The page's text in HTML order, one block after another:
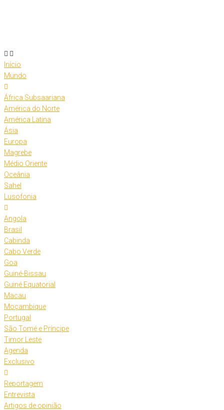
Início
Mundo
África Subsaariana
América do Norte
América Latina
Ásia
Europa
Magrebe
Médio Oriente
Oceânia
Sahel
Lusofonia
Angola
Brasil
Cabinda
Cabo Verde
Goa
Guiné-Bissau
Guiné Equatorial
Macau
Moçambique
Portugal
São Tomé e Príncipe
Timor Leste
Agenda
Exclusivo
Reportagem
Entrevista
Artigos de opinião